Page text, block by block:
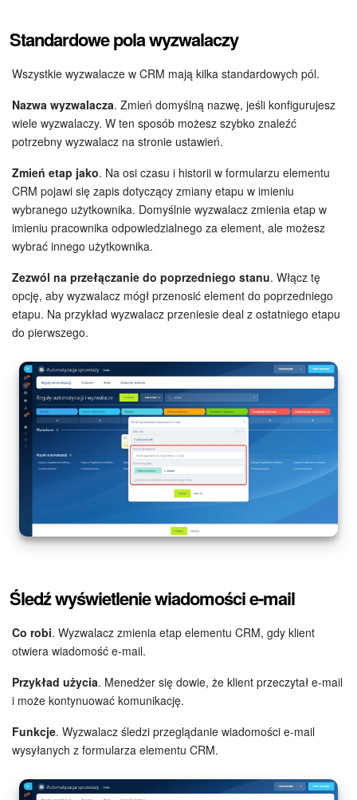
Bitrix24 On-premise
e-Podpis
e-Podpis w HR
Telefonia
Kreator BI
Sklep online
Workflow
Centrum Sprzedaży
Collaby
Rezerwacja online
ZAŁÓŻ KONTO
LOGOWANIE
Standardowe pola wyzwalaczy
Wszystkie wyzwalacze w CRM mają kilka standardowych pól.
Nazwa wyzwalacza. Zmień domyślną nazwę, jeśli konfigurujesz
wiele wyzwalaczy. W ten sposób możesz szybko znaleźć
potrzebny wyzwalacz na stronie ustawień.
Zmień etap jako. Na osi czasu i historii w formularzu elementu
CRM pojawi się zapis dotyczący zmiany etapu w imieniu
wybranego użytkownika. Domyślnie wyzwalacz zmienia etap w
imieniu pracownika odpowiedzialnego za element, ale możesz
wybrać innego użytkownika.
Zezwól na przełączanie do poprzedniego stanu. Włącz tę
opcję, aby wyzwalacz mógł przenosić element do poprzedniego
etapu. Na przykład wyzwalacz przeniesie deal z ostatniego etapu
do pierwszego.
Śledź wyświetlenie wiadomości e-mail
Co robi. Wyzwalacz zmienia etap elementu CRM, gdy klient
otwiera wiadomość e-mail.
Przykład użycia. Menedżer się dowie, że klient przeczytał e-mail
i może kontynuować komunikację.
Funkcje. Wyzwalacz śledzi przeglądanie wiadomości e-mail
wysyłanych z formularza elementu CRM.